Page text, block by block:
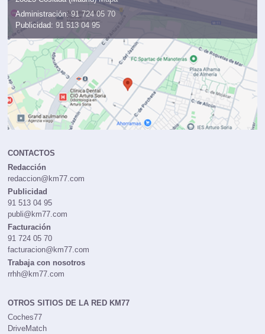
Interior -13 fotos